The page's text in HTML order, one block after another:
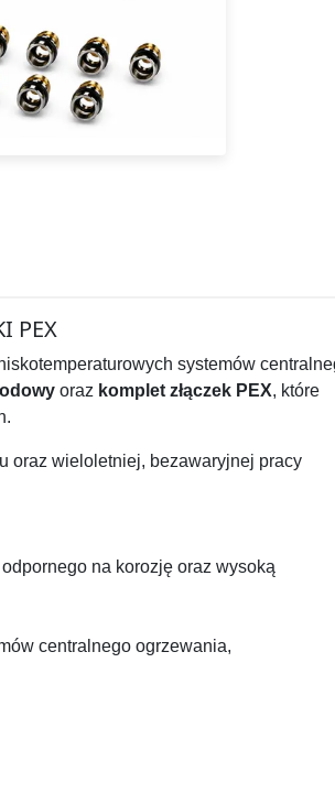
PEX
systemów
oraz komplet złączek PEX, które
oraz wieloletniej, bezawaryjnej pracy
na korozję oraz wysoką
centralnego ogrzewania,